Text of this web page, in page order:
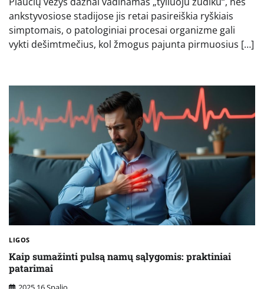
ankstyvosiose stadijose jis retai pasireiškia ryškiais
simptomais, o patologiniai procesai organizme gali
vykti dešimtmečius, kol žmogus pajunta pirmuosius […]
LIGOS
Kaip sumažinti pulsą namų sąlygomis: praktiniai
patarimai